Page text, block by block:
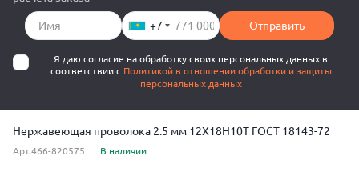
+7 Отправить
Я даю согласие на обработку своих персональных данных в
соответствии с Политикой в отношении обработки и защиты
персональных данных
Нержавеющая проволока 2.5 мм 12Х18Н10Т ГОСТ 18143-72
Арт.466-820575 В наличии